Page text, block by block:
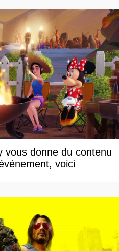
vous donne du contenu
voici